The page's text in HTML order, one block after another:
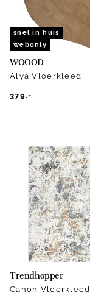
snel in huis
webonly
WOOOD
Alya Vloerkleed
379.-
Trendhopper
Canon Vloerkleed